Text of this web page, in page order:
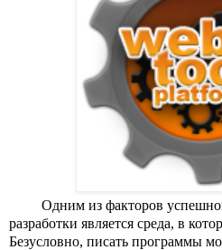
Одним из факторов
разработки является среда, в
Безусловно, писать программы